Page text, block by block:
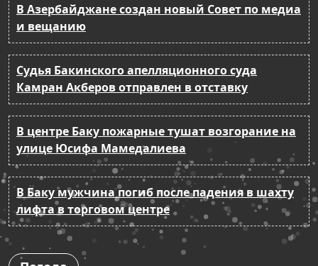
В Азербайджане создан новый Совет по медиа
и вещанию
Судья Бакинского апелляционного суда
Камран Акберов отправлен в отставку
В центре Баку пожарные тушат возгорание на
улице Юсифа Мамедалиева
В Баку мужчина погиб после падения в шахту
лифта в торговом центре